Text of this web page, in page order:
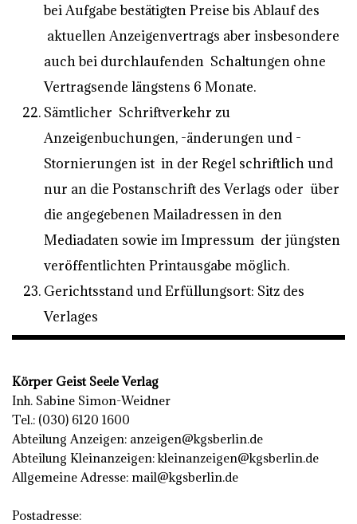
bei Aufgabe bestätigten Preise bis Ablauf des
aktuellen Anzeigenvertrags aber insbesondere
auch bei durchlaufenden Schaltungen ohne
Vertragsende längstens 6 Monate.
Sämtlicher Schriftverkehr zu
Anzeigenbuchungen, -änderungen und -
Stornierungen ist in der Regel schriftlich und
nur an die Postanschrift des Verlags oder über
die angegebenen Mailadressen in den
Mediadaten sowie im Impressum der jüngsten
veröffentlichten Printausgabe möglich.
Gerichtsstand und Erfüllungsort: Sitz des
Verlages
Körper Geist Seele Verlag
Inh. Sabine Simon-Weidner
Tel.: (030) 6120 1600
Abteilung Anzeigen: anzeigen@kgsberlin.de
Abteilung Kleinanzeigen: kleinanzeigen@kgsberlin.de
Allgemeine Adresse: mail@kgsberlin.de
Postadresse: